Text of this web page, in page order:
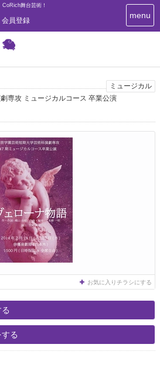
舞台芸術！
会員登録
T
o
n
i
g
menu
ミュージカル
専攻 ミュージカルコース 卒業公演
お気に入りチラシにする
る